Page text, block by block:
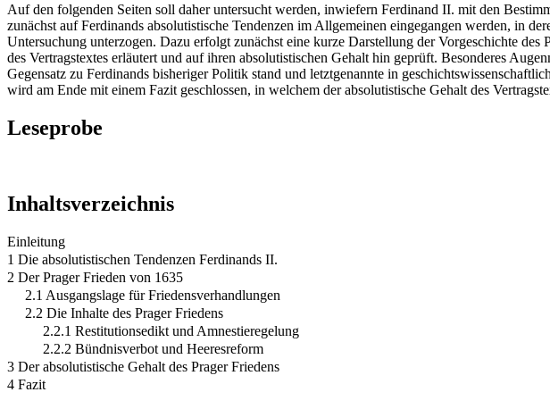
Auf den folgenden Seiten soll daher untersucht werden, inwiefern Ferdinand II. mit den
zunächst auf Ferdinands absolutistische Tendenzen im Allgemeinen eingegangen werden, in
Untersuchung unterzogen. Dazu erfolgt zunächst eine kurze Darstellung der Vorgeschichte
des Vertragstextes erläutert und auf ihren absolutistischen Gehalt hin geprüft. Besonderes
Gegensatz zu Ferdinands bisheriger Politik stand und letztgenannte in
wird am Ende mit einem Fazit geschlossen, in welchem der absolutistische Gehalt des
Leseprobe
Inhaltsverzeichnis
Einleitung
1 Die absolutistischen Tendenzen Ferdinands II.
2 Der Prager Frieden von 1635
2.1 Ausgangslage für Friedensverhandlungen
2.2 Die Inhalte des Prager Friedens
2.2.1 Restitutionsedikt und Amnestieregelung
2.2.2 Bündnisverbot und Heeresreform
3 Der absolutistische Gehalt des Prager Friedens
4 Fazit